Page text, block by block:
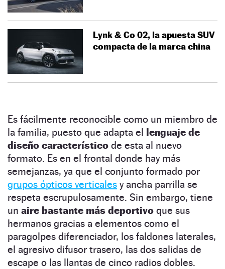
Lynk & Co 02, la apuesta SUV
compacta de la marca china
Es fácilmente reconocible como un miembro de
la familia, puesto que adapta el lenguaje de
diseño característico de esta al nuevo
formato. Es en el frontal donde hay más
semejanzas, ya que el conjunto formado por
grupos ópticos verticales y ancha parrilla se
respeta escrupulosamente. Sin embargo, tiene
un aire bastante más deportivo que sus
hermanos gracias a elementos como el
paragolpes diferenciador, los faldones laterales,
el agresivo difusor trasero, las dos salidas de
escape o las llantas de cinco radios dobles.